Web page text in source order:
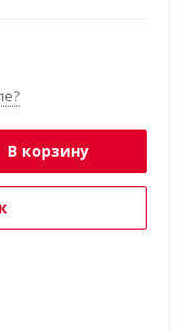
В корзину